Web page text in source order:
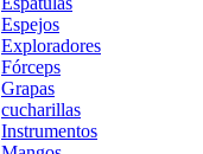
Espejos
Exploradores
Fórceps
Grapas
cucharillas
Instrumentos